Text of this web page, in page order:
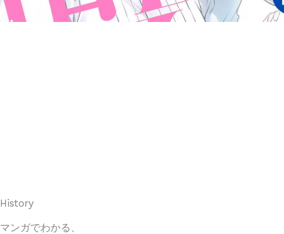
History
マンガでわかる、